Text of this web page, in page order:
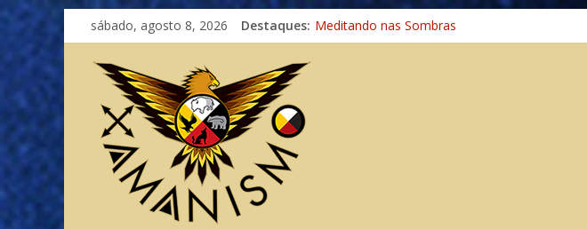
sábado, agosto 8, 2026 Destaques: Meditando nas Sombras
Autosuficiência: A Jornada do Espírito Ancestral